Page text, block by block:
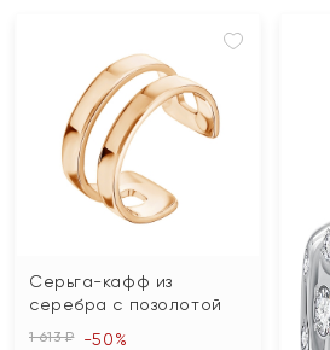
Серьга-кафф из
серебра с позолотой
1 613 ₽ -50%